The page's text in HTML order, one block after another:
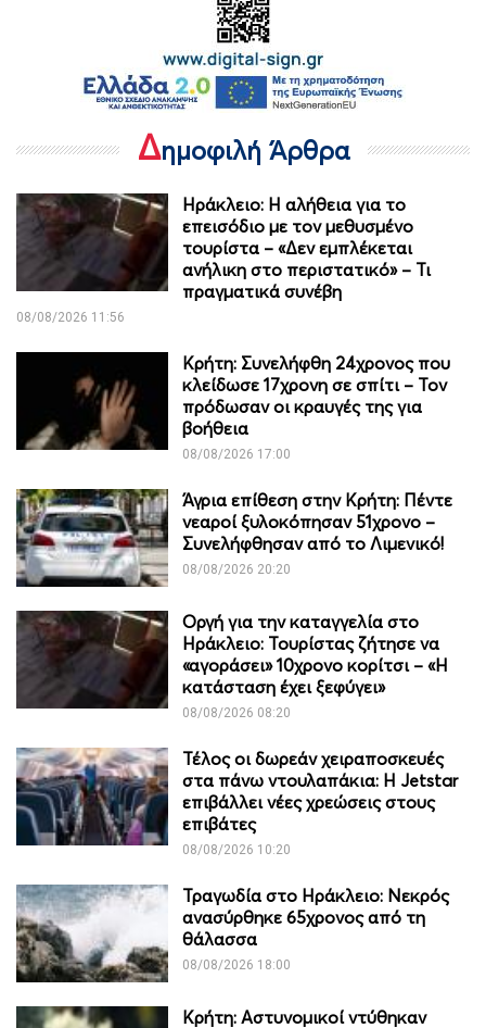
Δημοφιλή Άρθρα
Ηράκλειο: Η αλήθεια για το
επεισόδιο με τον μεθυσμένο
τουρίστα – «Δεν εμπλέκεται
ανήλικη στο περιστατικό» – Τι
πραγματικά συνέβη
08/08/2026 11:56
Κρήτη: Συνελήφθη 24χρονος που
κλείδωσε 17χρονη σε σπίτι – Τον
πρόδωσαν οι κραυγές της για
βοήθεια
08/08/2026 17:00
Άγρια επίθεση στην Κρήτη: Πέντε
νεαροί ξυλοκόπησαν 51χρονο –
Συνελήφθησαν από το Λιμενικό!
08/08/2026 20:20
Οργή για την καταγγελία στο
Ηράκλειο: Τουρίστας ζήτησε να
«αγοράσει» 10χρονο κορίτσι – «Η
κατάσταση έχει ξεφύγει»
08/08/2026 08:20
Τέλος οι δωρεάν χειραποσκευές
στα πάνω ντουλαπάκια: Η Jetstar
επιβάλλει νέες χρεώσεις στους
επιβάτες
08/08/2026 10:20
Τραγωδία στο Ηράκλειο: Νεκρός
ανασύρθηκε 65χρονος από τη
θάλασσα
08/08/2026 18:00
Κρήτη: Αστυνομικοί ντύθηκαν